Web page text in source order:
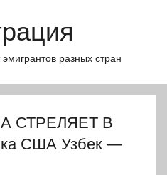
разных стран
СТРЕЛЯЕТ В
США Узбек —